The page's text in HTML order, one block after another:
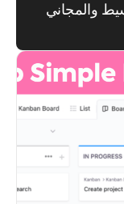
والمجاني